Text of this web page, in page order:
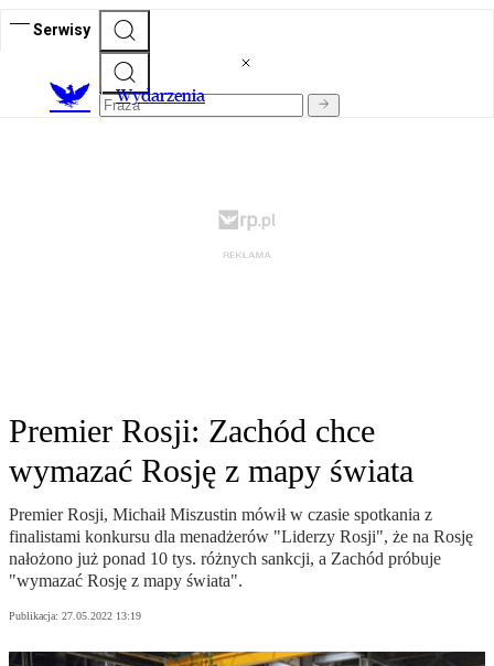
Serwisy
Wydarzenia
Premier Rosji: Zachód chce
wymazać Rosję z mapy świata
Premier Rosji, Michaił Miszustin mówił w czasie spotkania z
finalistami konkursu dla menadżerów "Liderzy Rosji", że na Rosję
nałożono już ponad 10 tys. różnych sankcji, a Zachód próbuje
"wymazać Rosję z mapy świata".
Publikacja: 27.05.2022 13:19